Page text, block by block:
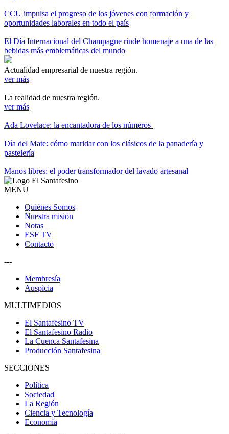
CCU impulsa el progreso de los jóvenes con formación y
oportunidades laborales en todo el país
El Día Internacional del Champagne rinde homenaje a una de las
bebidas más emblemáticas del mundo
Actualidad empresarial de nuestra región.
ver más
La realidad de nuestra región.
ver más
Ada Lovelace: la encantadora de los números
Día del Mate: cómo maridar con los clásicos de la panadería y
pastelería
Manos libres: el poder transformador del lavado artesanal
MENU
Quiénes Somos
Nuestra misión
Notas
ESF TV
Contacto
---
Membresía
Auspicia
MULTIMEDIOS
El Santafesino TV
El Santafesino Radio
La Cuenca Santafesina
Producción Santafesina
SECCIONES
Política
Sociedad
La Región
Ciencia y Tecnología
Economía